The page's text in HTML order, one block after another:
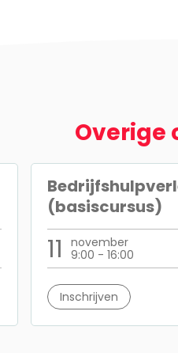
Overige
(basiscursus)
11
november
9:00 - 16:00
Inschrijven